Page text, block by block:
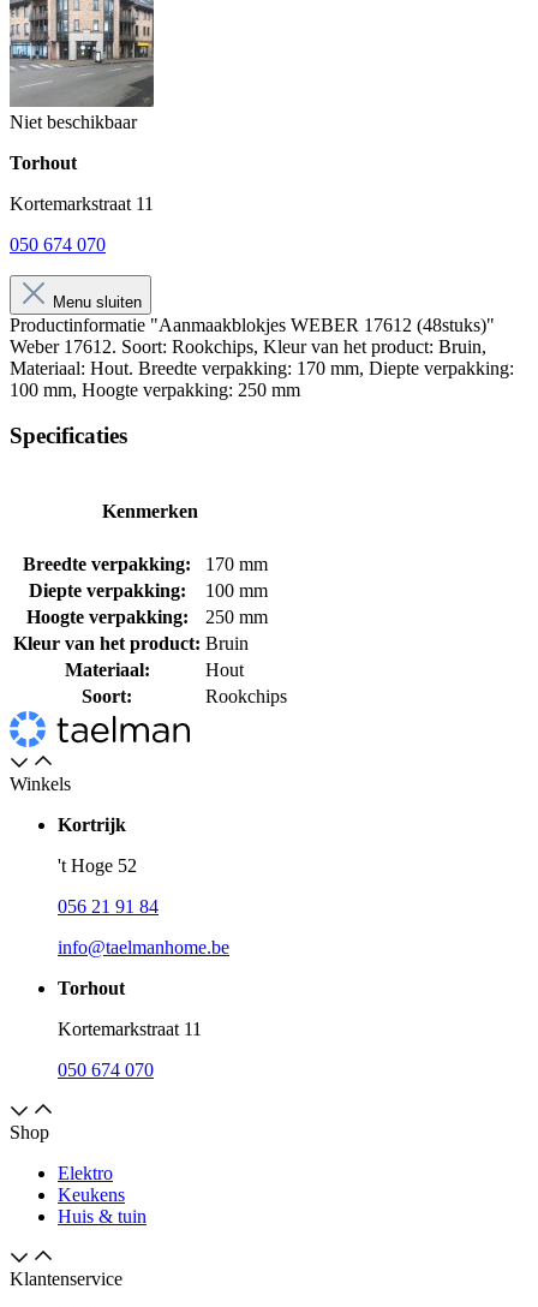
Niet beschikbaar
Torhout
Kortemarkstraat 11
050 674 070
Menu sluiten
Productinformatie "Aanmaakblokjes WEBER 17612 (48stuks)"
Weber 17612. Soort: Rookchips, Kleur van het product: Bruin,
Materiaal: Hout. Breedte verpakking: 170 mm, Diepte verpakking:
100 mm, Hoogte verpakking: 250 mm
Specificaties
Kenmerken
Breedte verpakking:
170 mm
Diepte verpakking:
100 mm
Hoogte verpakking:
250 mm
Kleur van het product: Bruin
Materiaal:
Hout
Soort:
Rookchips
Winkels
Kortrijk
't Hoge 52
056 21 91 84
info@taelmanhome.be
Torhout
Kortemarkstraat 11
050 674 070
Shop
Elektro
Keukens
Huis & tuin
Klantenservice